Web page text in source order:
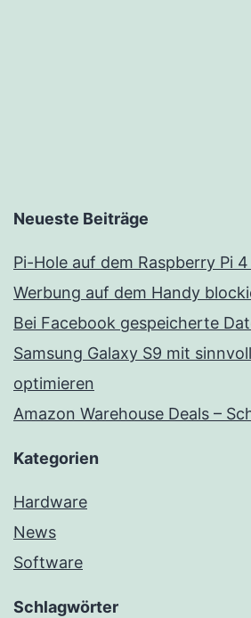
Neueste Beiträge
Pi-Hole auf dem Raspberry Pi
Werbung auf dem Handy
Bei Facebook gespeicherte
Samsung Galaxy S9 mit
optimieren
Amazon Warehouse Deals –
Kategorien
Hardware
News
Software
Schlagwörter